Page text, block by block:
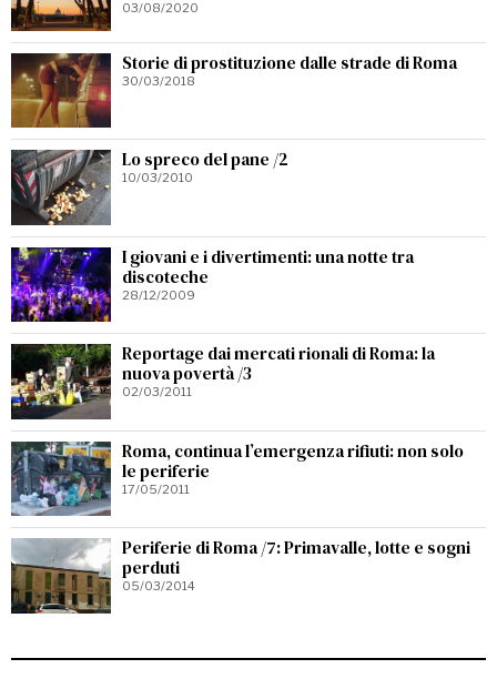
03/08/2020
Storie di prostituzione dalle strade di Roma
30/03/2018
Lo spreco del pane /2
10/03/2010
I giovani e i divertimenti: una notte tra
discoteche
28/12/2009
Reportage dai mercati rionali di Roma: la
nuova povertà /3
02/03/2011
Roma, continua l’emergenza rifiuti: non solo
le periferie
17/05/2011
Periferie di Roma /7: Primavalle, lotte e sogni
perduti
05/03/2014